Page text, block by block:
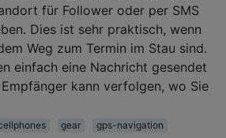
für Follower oder per SMS
Dies ist sehr praktisch, wenn
Weg zum Termin im Stau sind.
einfach eine Nachricht gesendet
kann verfolgen, wo Sie
gear gps-navigation